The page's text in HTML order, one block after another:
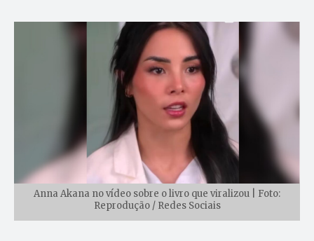
Anna Akana no vídeo sobre o livro que viralizou | Foto:
Reprodução / Redes Sociais